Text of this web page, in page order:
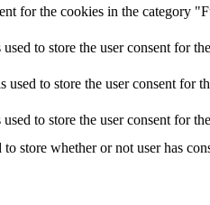
for the cookies in the category
to store the user consent for
to store the user consent for
to store the user consent for
store whether or not user has